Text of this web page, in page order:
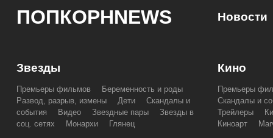
ПОПКОРНNEWS Новости
Звезды
Премьеры фильмов
Беременность и роды
Развод, разрыв, измены
Дети
Скандалы и
события
Видео Звездные пары
Звезды в
соц. сетях
Монархи Глянец
Кино
Премьеры
Скандалы и
Трейлеры
Киноарт